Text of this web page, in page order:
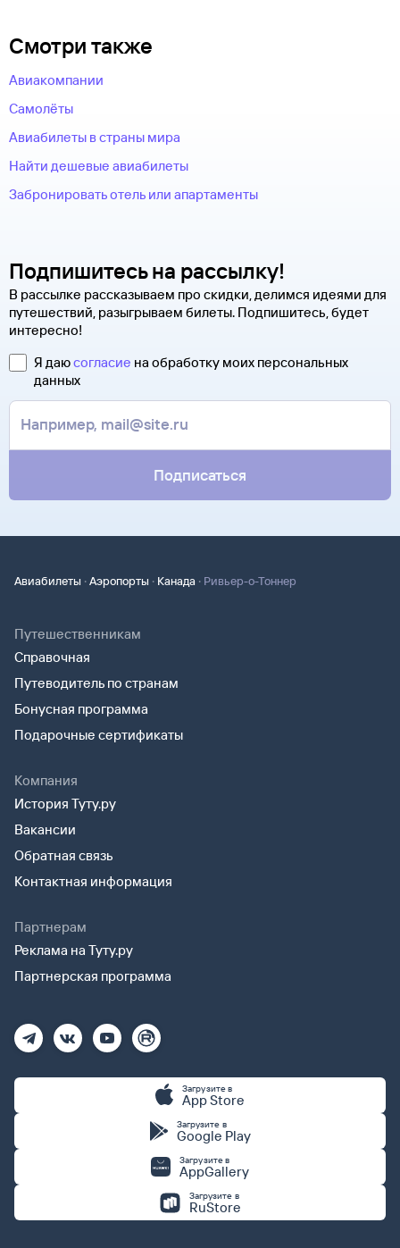
Смотри также
Авиакомпании
Самолёты
Авиабилеты в страны мира
Найти дешевые авиабилеты
Забронировать отель или апартаменты
Подпишитесь на рассылку!
В рассылке рассказываем про скидки, делимся идеями для
путешествий, разыгрываем билеты. Подпишитесь, будет
интересно!
Я даюсогласие на обработку моих персональных
данных
Подписаться
Авиабилеты ·Аэропорты · Канада · Ривьер-о-Тоннер
Путешественникам
Справочная
Путеводитель по странам
Бонусная программа
Подарочные сертификаты
Компания
История Туту.ру
Вакансии
Обратная связь
Контактная информация
Партнерам
Реклама на Туту.ру
Партнерская программа
Загрузите в
App Store
Загрузите в
Google Play
Загрузите в
AppGallery
Загрузите в
RuStore